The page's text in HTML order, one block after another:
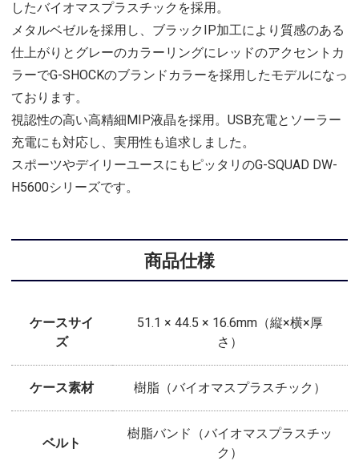
したバイオマスプラスチックを採用。
メタルベゼルを採用し、ブラックIP加工により質感のある
仕上がりとグレーのカラーリングにレッドのアクセントカ
ラーでG-SHOCKのブランドカラーを採用したモデルになっ
ております。
視認性の高い高精細MIP液晶を採用。USB充電とソーラー
充電にも対応し、実用性も追求しました。
スポーツやデイリーユースにもピッタリのG-SQUAD DW-
H5600シリーズです。
商品仕様
ケースサイ
ズ
51.1 × 44.5 × 16.6mm（縦×横×厚
さ）
ケース素材 樹脂（バイオマスプラスチック）
ベルト
樹脂バンド（バイオマスプラスチッ
ク）